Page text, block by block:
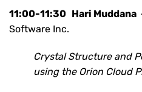
11:00-11:30 Hari Muddana
Software Inc.
Crystal Structure and
using the Orion Cloud